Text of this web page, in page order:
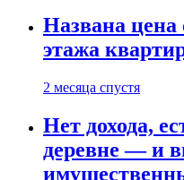
Названа цена
этажа
2 месяца спустя
Нет дохода,
деревне — и